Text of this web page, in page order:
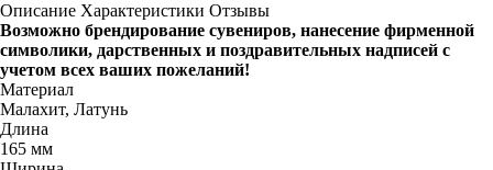
Описание Характеристики Отзывы
Возможно брендирование сувениров, нанесение фирменной
символики, дарственных и поздравительных надписей с
учетом всех ваших пожеланий!
Материал
Малахит, Латунь
Длина
165 мм